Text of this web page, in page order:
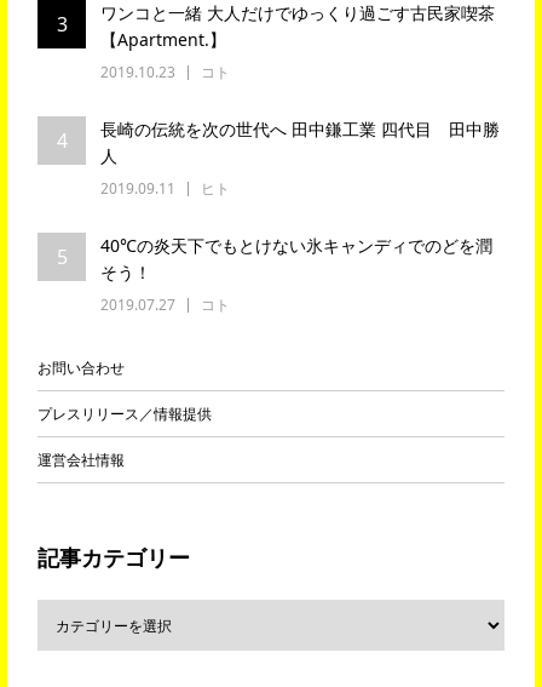
3
ワンコと一緒 大人だけでゆっくり過ごす古民家喫茶
【Apartment.】
2019.10.23 コト
4
長崎の伝統を次の世代へ 田中鎌工業 四代目 田中勝
人
2019.09.11 ヒト
5
40℃の炎天下でもとけない氷キャンディでのどを潤
そう！
2019.07.27 コト
お問い合わせ
プレスリリース／情報提供
運営会社情報
記事カテゴリー